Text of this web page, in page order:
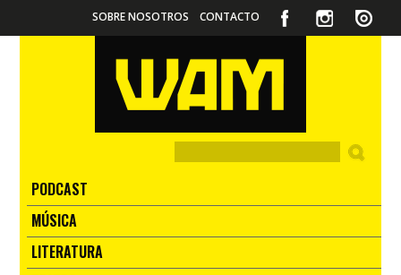
SOBRE NOSOTROS CONTACTO
PODCAST
MÚSICA
LITERATURA